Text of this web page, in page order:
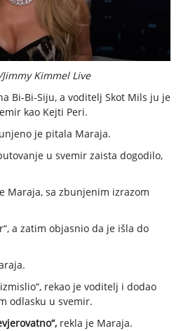
Kimmel Live
Bi-Bi-Siju, a voditelj Skot Mils ju je
kao Kejti Peri.
je pitala Maraja.
u svemir zaista dogodilo,
Maraja, sa zbunjenim izrazom
a zatim objasnio da je išla do
rekao je voditelj i dodao
odlasku u svemir.
rekla je Maraja.